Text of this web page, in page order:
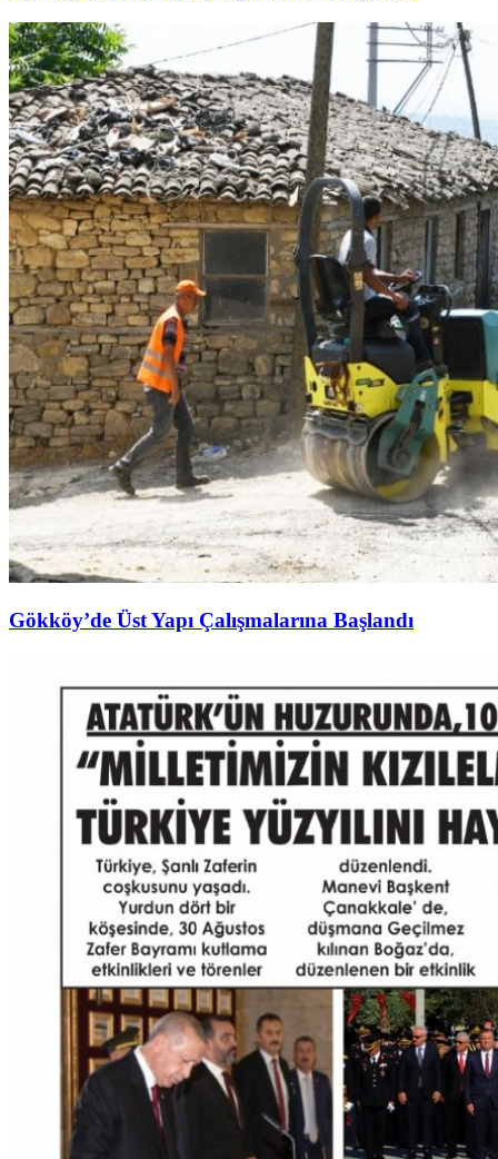
Gökköy’de Üst Yapı Çalışmalarına Başlandı